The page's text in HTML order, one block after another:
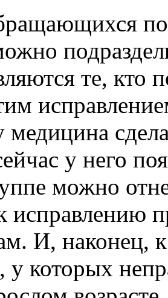
по
те, кто
медицина
у него
можно
исправлению
И, наконец,
которых